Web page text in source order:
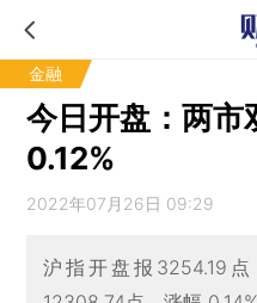
金融
今日开盘：两市
0.12%
2022年07月26日 09:29
沪指开盘报3254.19